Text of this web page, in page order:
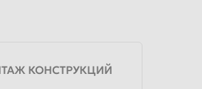
КОНСТРУКЦИЙ